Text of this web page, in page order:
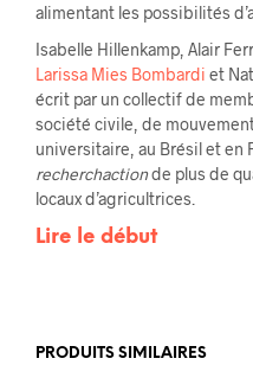
alimentant les possibilités
Isabelle Hillenkamp, Alair
Larissa Mies Bombardi et
écrit par un collectif de
société civile, de
universitaire, au Brésil et en
recherchactionde plus de
locaux d’agricultrices.
Lire le début
PRODUITS SIMILAIRES